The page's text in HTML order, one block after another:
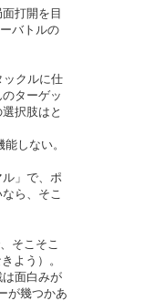
打開を目
バトルの
ックルに仕
ターゲッ
択肢はと
しない。
」で、ポ
ら、そこ
そこそこ
よう）。
面白みが
が幾つかあ